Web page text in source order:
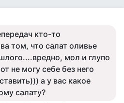
кто-то
том, что салат оливье
мол и глупо
не могу себе без него
а у вас какое
салату?